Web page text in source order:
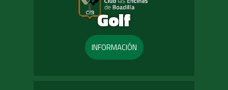
Golf
INFORMACIÓN